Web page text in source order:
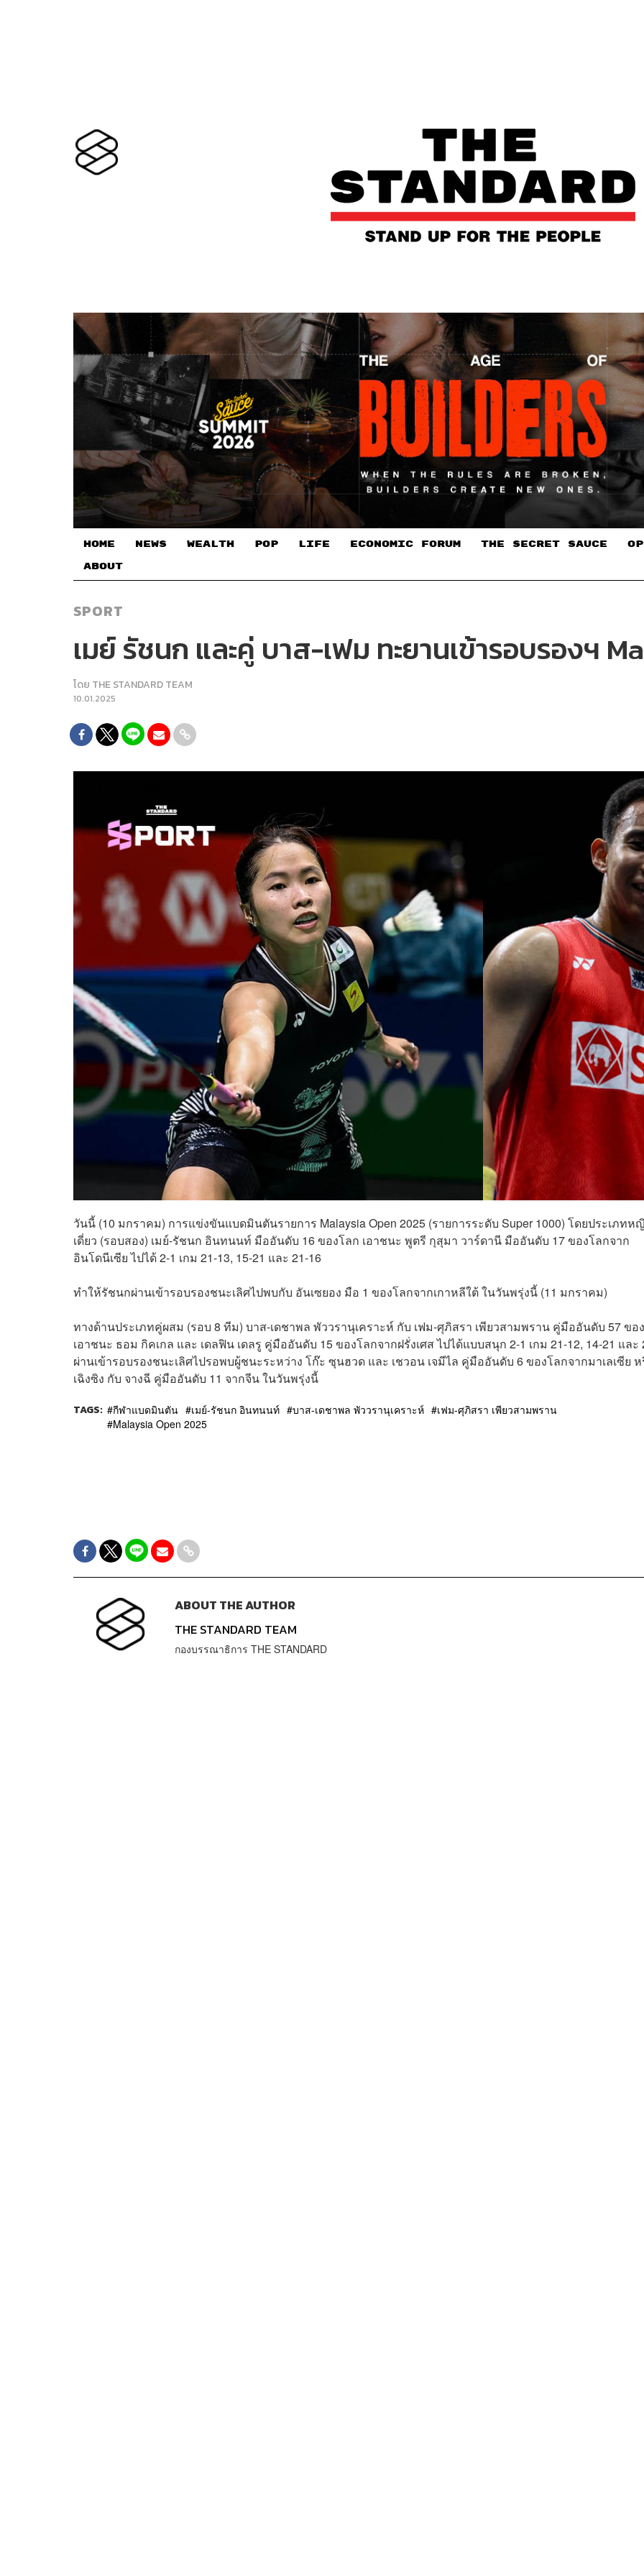
HOME NEWS WEALTH POP LIFE ECONOMIC FORUM THE SECRET SAUCE​
ABOUT
SPORT
เมย์ รัชนก และคู่ บาส-เฟม ทะยานเข้ารอบรองฯ
โดย THE STANDARD TEAM
10.01.2025
วันนี้ (10 มกราคม) การแข่งขันแบดมินตันรายการ Malaysia Open 2025 (รายการระดับ Super 1000) โดยประเภทห
เดี่ยว (รอบสอง) เมย์-รัชนก อินทนนท์ มืออันดับ 16 ของโลก เอาชนะ พูตรี กุสุมา วาร์ดานี มืออันดับ 17 ของโลกจาก
อินโดนีเซีย ไปได้ 2-1 เกม 21-13, 15-21 และ 21-16
ทำให้รัชนกผ่านเข้ารอบรองชนะเลิศไปพบกับ อันเซยอง มือ 1 ของโลกจากเกาหลีใต้ ในวันพรุ่งนี้ (11 มกราคม)
ทางด้านประเภทคู่ผสม (รอบ 8 ทีม) บาส-เดชาพล พัววรานุเคราะห์ กับ เฟม-ศุภิสรา เพียวสามพราน คู่มืออันดับ 57 ขอ
เอาชนะ ธอม กิคเกล และ เดลฟิน เดลรู คู่มืออันดับ 15 ของโลกจากฝรั่งเศส ไปได้แบบสนุก 2-1 เกม 21-12, 14-21 และ
ผ่านเข้ารอบรองชนะเลิศไปรอพบผู้ชนะระหว่าง โก๊ะ ซุนฮวด และ เชวอน เจมีไล คู่มืออันดับ 6 ของโลกจากมาเลเซีย
เฉิงซิง กับ จางฉี คู่มืออันดับ 11 จากจีน ในวันพรุ่งนี้
TAGS: กีฬาแบดมินตัน เมย์-รัชนก อินทนนท์ บาส-เดชาพล พัววรานุเคราะห์
เฟม-ศุภิสรา เพียวสามพราน
Malaysia Open 2025
ABOUT THE AUTHOR
THE STANDARD TEAM
กองบรรณาธิการ THE STANDARD